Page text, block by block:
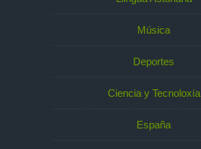
Música
Deportes
Ciencia y Tecnoloxía
España